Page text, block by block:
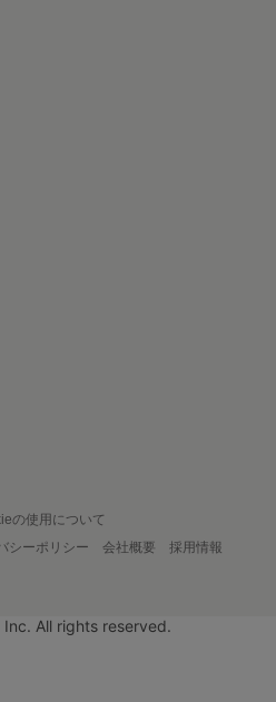
の使用について
シーポリシー 会社概要
採用情報
All rights reserved.